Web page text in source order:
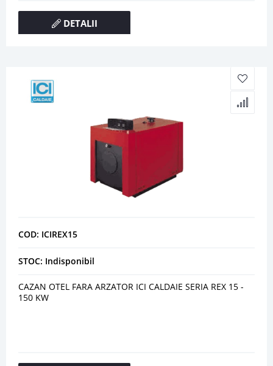
DETALII
COD: ICIREX15
STOC: Indisponibil
CAZAN OTEL FARA ARZATOR ICI CALDAIE SERIA REX 15 -
150 KW